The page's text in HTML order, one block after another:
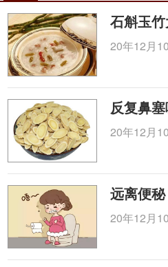
石斛玉
20年12月
反复鼻
20年12月
远离便
20年12月